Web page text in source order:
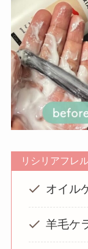
リシリアフレ
オイル
羊毛ケ